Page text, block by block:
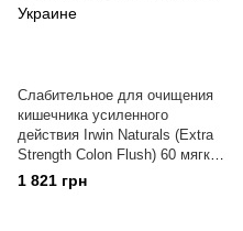
Слабительное для очищения
кишечника усиленного
действия Irwin Naturals (Extra
Strength Colon Flush) 60 мягких
желатиновых капсул с
жидкостью
1 821 грн